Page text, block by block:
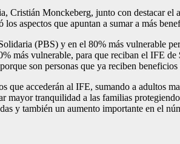
Monckeberg, junto con destacar el
aspectos que apuntan a sumar a más
(PBS) y en el 80% más vulnerable
más vulnerable, para que reciban el IFE
son personas que ya reciben beneficios
accederán al IFE, sumando a adultos
tranquilidad a las familias
y también un aumento importante en el